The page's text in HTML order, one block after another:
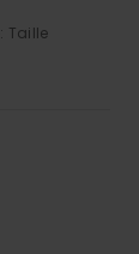
: Taille